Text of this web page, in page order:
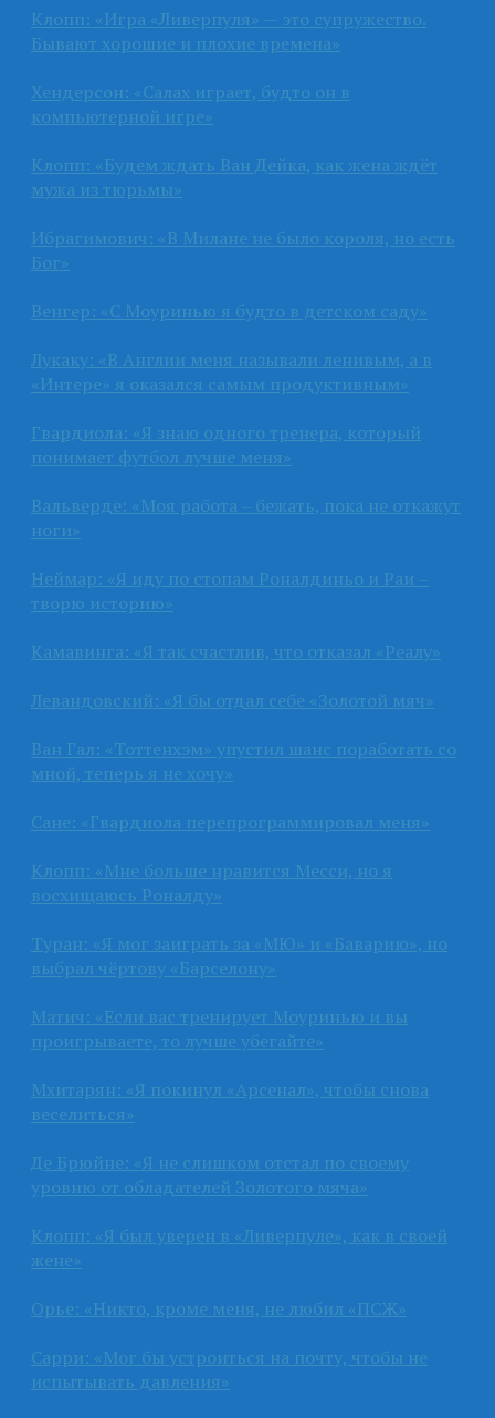
Клопп: «Игра «Ливерпуля» — это супружество.
Бывают хорошие и плохие времена»
Хендерсон: «Салах играет, будто он в
компьютерной игре»
Клопп: «Будем ждать Ван Дейка, как жена ждёт
мужа из тюрьмы»
Ибрагимович: «В Милане не было короля, но есть
Бог»
Венгер: «С Моуринью я будто в детском саду»
Лукаку: «В Англии меня называли ленивым, а в
«Интере» я оказался самым продуктивным»
Гвардиола: «Я знаю одного тренера, который
понимает футбол лучше меня»
Вальверде: «Моя работа – бежать, пока не откажут
ноги»
Неймар: «Я иду по стопам Роналдиньо и Раи –
творю историю»
Камавинга: «Я так счастлив, что отказал «Реалу»
Левандовский: «Я бы отдал себе «Золотой мяч»
Ван Гал: «Тоттенхэм» упустил шанс поработать со
мной, теперь я не хочу»
Сане: «Гвардиола перепрограммировал меня»
Клопп: «Мне больше нравится Месси, но я
восхищаюсь Роналду»
Туран: «Я мог заиграть за «МЮ» и «Баварию», но
выбрал чёртову «Барселону»
Матич: «Если вас тренирует Моуринью и вы
проигрываете, то лучше убегайте»
Мхитарян: «Я покинул «Арсенал», чтобы снова
веселиться»
Де Брюйне: «Я не слишком отстал по своему
уровню от обладателей Золотого мяча»
Клопп: «Я был уверен в «Ливерпуле», как в своей
жене»
Орье: «Никто, кроме меня, не любил «ПСЖ»
Сарри: «Мог бы устроиться на почту, чтобы не
испытывать давления»